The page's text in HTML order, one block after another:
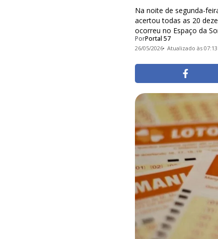
Na noite de segunda-
acertou todas as 20
ocorreu no Espaço da
PorPortal 57
26/05/2026 Atualizado às 07:13